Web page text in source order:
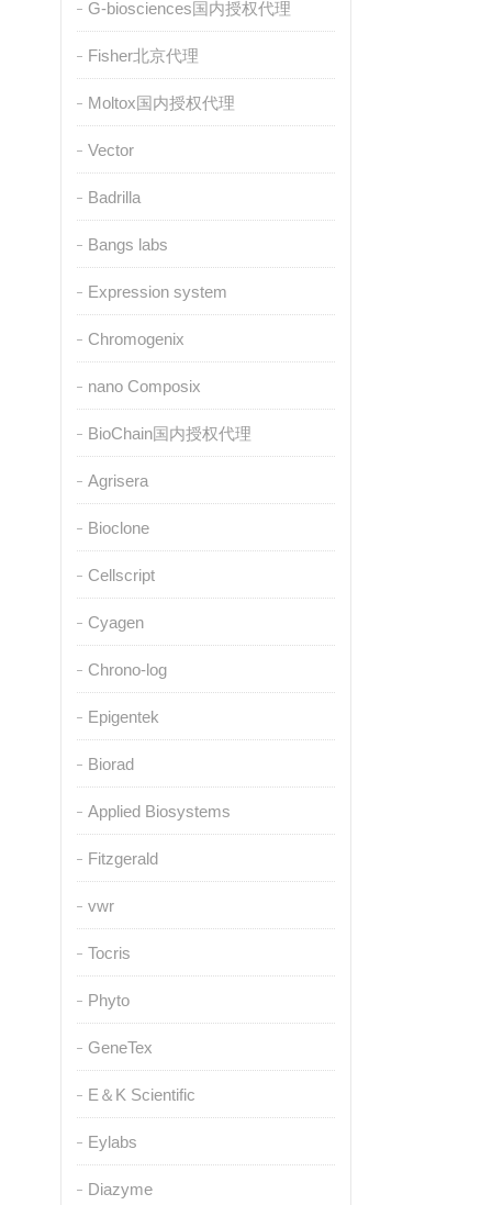
G-biosciences国内授权代理
Fisher北京代理
Moltox国内授权代理
Vector
Badrilla
Bangs labs
Expression system
Chromogenix
nano Composix
BioChain国内授权代理
Agrisera
Bioclone
Cellscript
Cyagen
Chrono-log
Epigentek
Biorad
Applied Biosystems
Fitzgerald
vwr
Tocris
Phyto
GeneTex
E＆K Scientific
Eylabs
Diazyme